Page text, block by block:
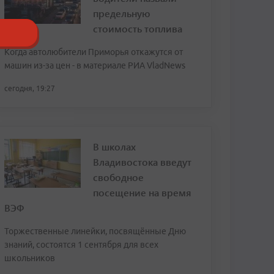
предельную
стоимость топлива
Когда автолюбители Приморья откажутся от
машин из-за цен - в материале РИА VladNews
сегодня, 19:27
В школах
Владивостока введут
свободное
посещение на время
ВЭФ
Торжественные линейки, посвящённые Дню
знаний, состоятся 1 сентября для всех
школьников